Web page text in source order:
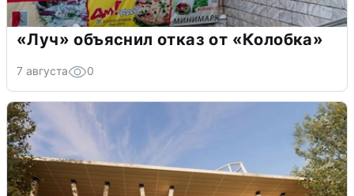
«Луч» объяснил отказ от «Колобка»
7 августа 0